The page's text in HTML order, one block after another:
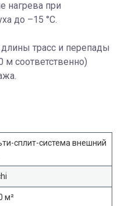
нагрева при
до –15 °C.
трасс и перепады
соответственно)
сплит-система внешний
м²